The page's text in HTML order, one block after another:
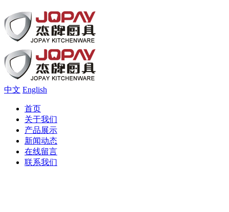
中文 English
首页
关于我们
产品展示
新闻动态
在线留言
联系我们